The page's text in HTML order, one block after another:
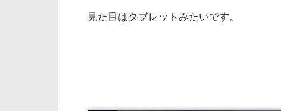
見た目はタブレットみたいです。